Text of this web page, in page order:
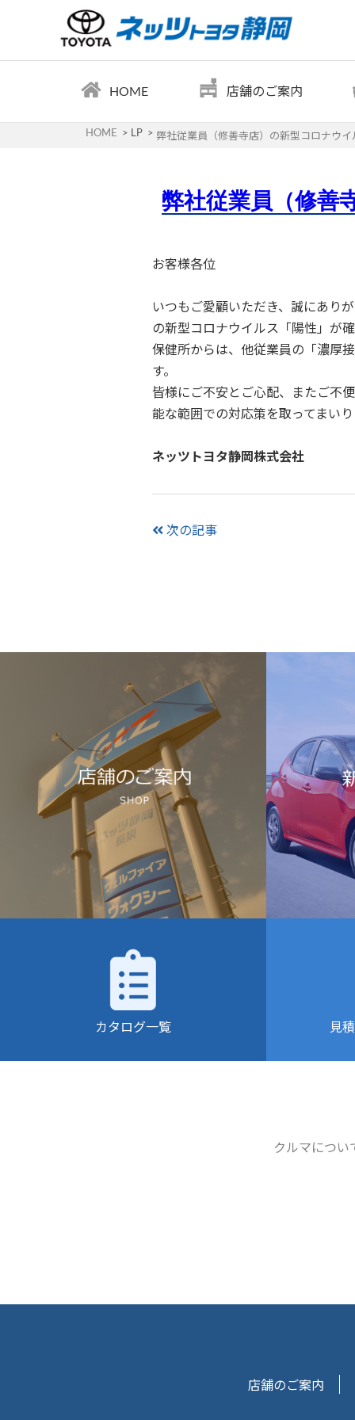
HOME 店舗のご案内
HOME LP 弊社従業員（修善寺店）の新型コロナウ
弊社従業員（修善
お客様各位
いつもご愛顧いただき、誠にあり
の新型コロナウイルス「陽性」が確
保健所からは、他従業員の「濃厚
す。
皆様にご不安とご心配、またご不
能な範囲での対応策を取ってまい
ネッツトヨタ静岡株式会社
次の記事
カタログ一覧 見
クルマについ
店舗のご案内